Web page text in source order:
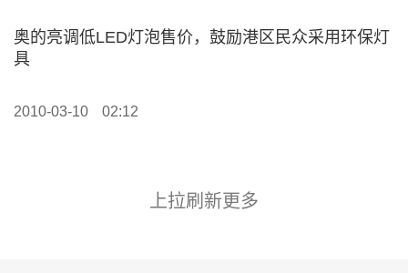
奥的亮调低LED灯泡售价，鼓励港区民众采用环保灯
具
2010-03-10 02:12
上拉刷新更多